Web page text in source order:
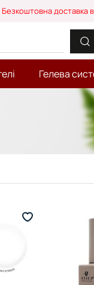
Безкоштовна доставка
Гелева